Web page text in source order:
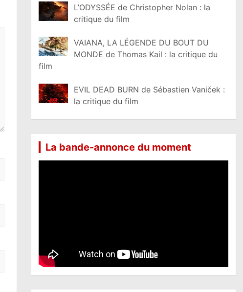
L’ODYSSÉE de Christopher Nolan : la
critique du film
VAIANA, LA LÉGENDE DU BOUT DU
MONDE de Thomas Kail : la critique du
film
EVIL DEAD BURN de Sébastien Vaniček :
la critique du film
La bande-annonce du moment